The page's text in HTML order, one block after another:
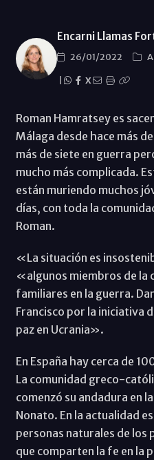
Encarni Llamas
26/01/2022
X
Roman Hamratsey es
Málaga desde hace más
más de siete en guerra
mucho más complicada.
están muriendo muchos
días, con toda la
Roman.
«La situación es
«algunos miembros de la
familiares en la guerra.
Francisco por la iniciativa
paz en Ucrania».
En España hay cerca de
La comunidad greco-
comenzó su andadura en
Nonato. En la actualidad
personas naturales de los
que comparten la fe en la